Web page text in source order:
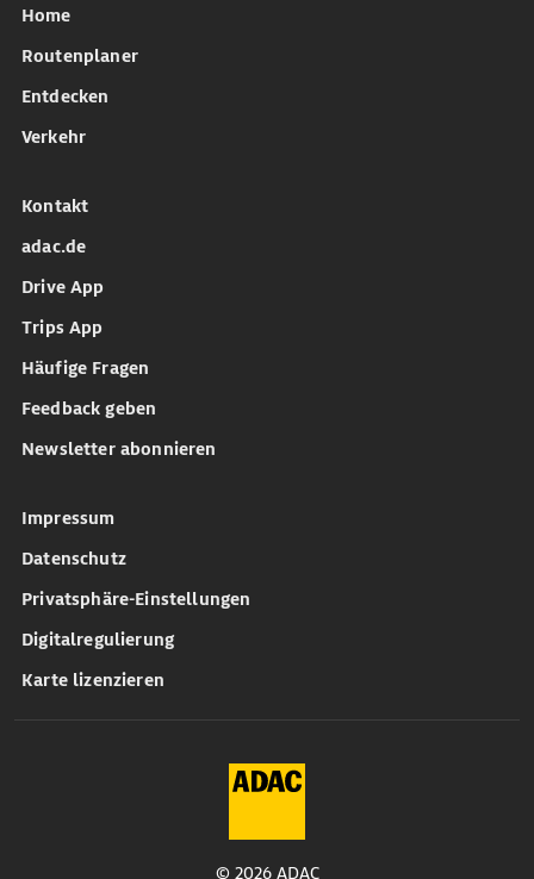
Home
Routenplaner
Entdecken
Verkehr
Kontakt
adac.de
Drive App
Trips App
Häufige Fragen
Feedback geben
Newsletter abonnieren
Impressum
Datenschutz
Privatsphäre-Einstellungen
Digitalregulierung
Karte lizenzieren
© 2026 ADAC